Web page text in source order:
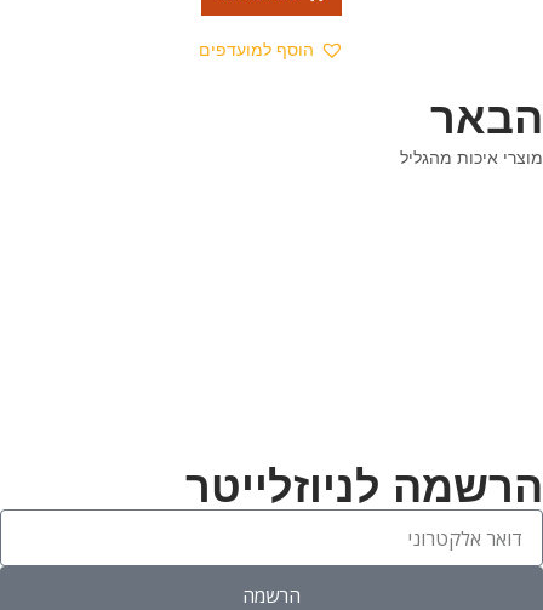
הוסף למועדפים
הבאר
מוצרי איכות מהגליל
הרשמה לניוזלייטר
הרשמה